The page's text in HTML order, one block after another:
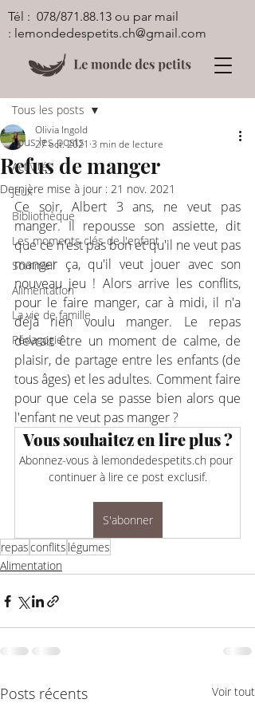
Tél : 078/871.88.13 ou par mail
: lemondedespetits.ch@gmail.com
Tous les posts
Activités
Jeux
Bibliothèque
Les moments clés de l'enfant
Sommeil
Alimentation
La vie de famille
Pédagogie
Tous les posts
Refus de manger
Olivia Ingold
27 oct. 2021 3 min de lecture
Dernière mise à jour : 21 nov. 2021
Ce soir, Albert 3 ans, ne veut pas
manger. Il repousse son assiette, dit
que ce n'est pas bon et qu'il ne veut pas
manger ça, qu'il veut jouer avec son
nouveau jeu ! Alors arrive les conflits,
pour le faire manger, car à midi, il n'a
déjà rien voulu manger. Le repas
devrait être un moment de calme, de
plaisir, de partage entre les enfants (de
tous âges) et les adultes. Comment faire
pour que cela se passe bien alors que
l'enfant ne veut pas manger ?
Vous souhaitez en lire plus ?
Abonnez-vous à lemondedespetits.ch pour
continuer à lire ce post exclusif.
S'abonner
repasconflits légumes
Alimentation
Posts récents Voir tout